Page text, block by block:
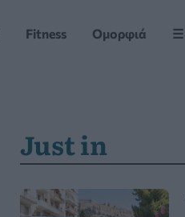
Fitness Ομορφιά ☰
Just in